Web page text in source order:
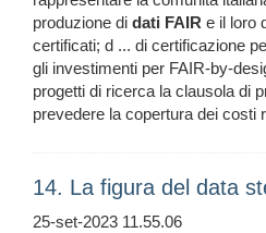
produzione di dati FAIR e il loro
certificati; d ... di certificazione
gli investimenti per FAIR-by-
progetti di ricerca la clausola di
prevedere la copertura dei costi
14. La figura del data
25-set-2023 11.55.06